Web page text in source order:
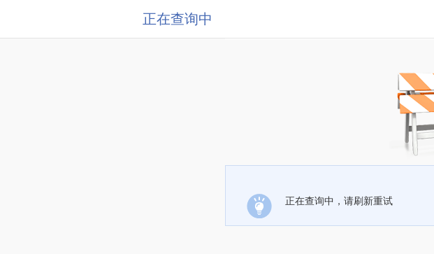
正在查询中
正在查询中，请刷新重试